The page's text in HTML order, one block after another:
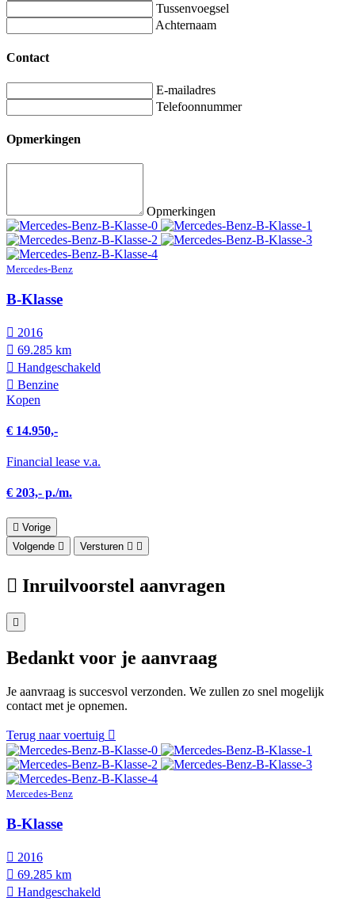
Tussenvoegsel
Achternaam
Contact
E-mailadres
Telefoonnummer
Opmerkingen
Opmerkingen
Mercedes-Benz
B-Klasse
2016
69.285 km
Hand­geschakeld
Benzine
Kopen
€ 14.950,-
Financial lease v.a.
€ 203,- p./m.
Vorige
Volgende
Versturen
Inruilvoorstel aanvragen
Bedankt voor je aanvraag
Je aanvraag is succesvol verzonden. We zullen zo snel mogelijk
contact met je opnemen.
Terug naar voertuig
Mercedes-Benz
B-Klasse
2016
69.285 km
Hand­geschakeld